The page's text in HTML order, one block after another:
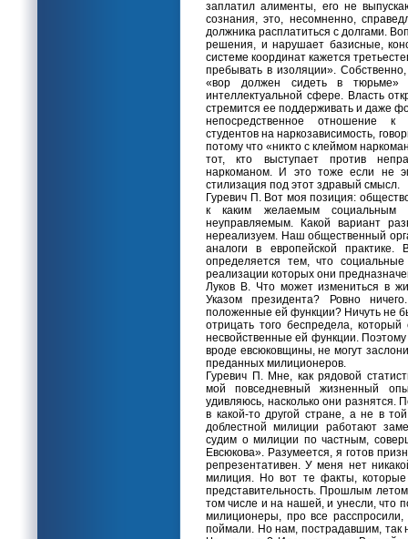
заплатил алименты, его не
сознания, это, несомненно,
должника расплатиться с долгами.
решения, и нарушает базисные,
системе координат кажется
пребывать в изоляции».
«вор должен сидеть в тюрьме»
интеллектуальной сфере. Власть
стремится ее поддерживать и даже
непосредственное отношение к
студентов на наркозависимость,
потому что «никто с клеймом
тот, кто выступает против
наркоманом. И это тоже если не
стилизация под этот здравый смысл.
Гуревич П. Вот моя позиция:
к каким желаемым социальным
неуправляемым. Какой вариант
нереализуем. Наш общественный
аналоги в европейской
определяется тем, что
реализации которых они
Луков В. Что может измениться в
Указом президента? Ровно
положенные ей функции? Ничуть не
отрицать того беспредела,
несвойственные ей функции.
вроде евсюковщины, не могут
преданных милиционеров.
Гуревич П. Мне, как рядовой
мой повседневный жизненный
удивляюсь, насколько они разнятся.
в какой-то другой стране, а не в
доблестной милиции работают
судим о милиции по частным,
Евсюкова». Разумеется, я готов
репрезентативен. У меня нет
милиция. Но вот те факты,
представительность. Прошлым
том числе и на нашей, и унесли, что
милиционеры, про все
поймали. Но нам, пострадавшим, так